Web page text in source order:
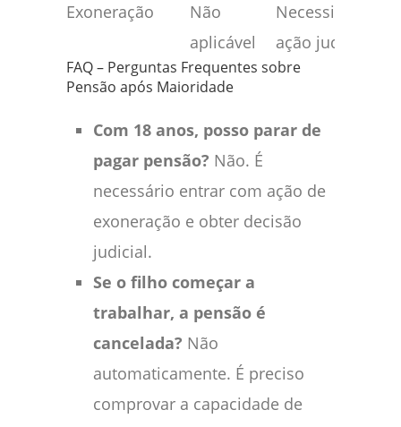
Exoneração
Não
aplicável
Necessita
ação judicial
FAQ – Perguntas Frequentes sobre
Pensão após Maioridade
Com 18 anos, posso parar de
pagar pensão? Não. É
necessário entrar com ação de
exoneração e obter decisão
judicial.
Se o filho começar a
trabalhar, a pensão é
cancelada? Não
automaticamente. É preciso
comprovar a capacidade de